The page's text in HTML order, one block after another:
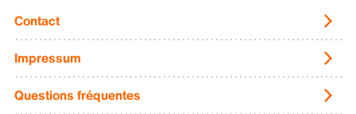
Contact
Impressum
Questions fréquentes